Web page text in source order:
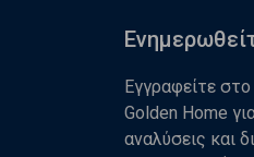
Εγγραφείτε
Golden Home
αναλύσεις και